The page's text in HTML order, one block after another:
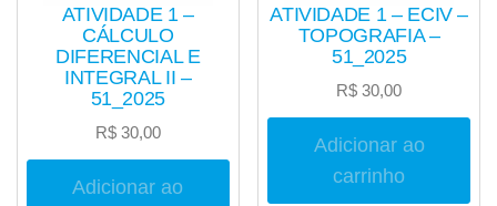
ATIVIDADE 1 –
CÁLCULO
DIFERENCIAL E
INTEGRAL II –
51_2025
R$30,00
Adicionar ao
ATIVIDADE 1 – ECIV –
TOPOGRAFIA –
51_2025
R$ 30,00
Adicionar ao
carrinho